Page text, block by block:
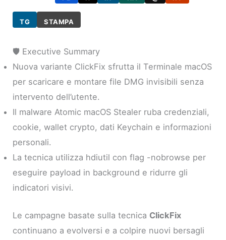
TG STAMPA
🛡️ Executive Summary
Nuova variante ClickFix sfrutta il Terminale macOS
per scaricare e montare file DMG invisibili senza
intervento dell’utente.
Il malware Atomic macOS Stealer ruba credenziali,
cookie, wallet crypto, dati Keychain e informazioni
personali.
La tecnica utilizza hdiutil con flag -nobrowse per
eseguire payload in background e ridurre gli
indicatori visivi.
Le campagne basate sulla tecnica ClickFix
continuano a evolversi e a colpire nuovi bersagli